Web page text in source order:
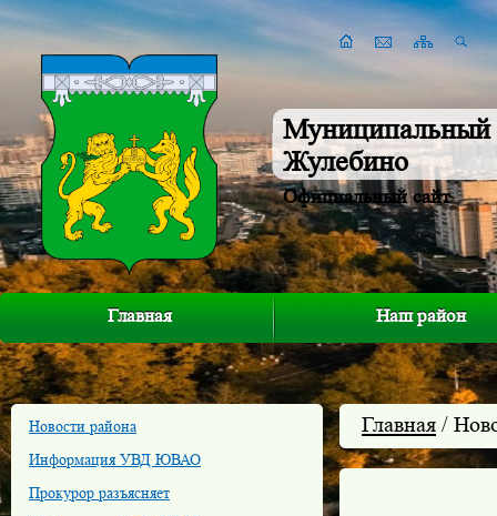
Муниципальный
Жулебино
Официальный сайт
Главная Наш район
Новости района
Информация УВД ЮВАО
Прокурор разъясняет
Главная /